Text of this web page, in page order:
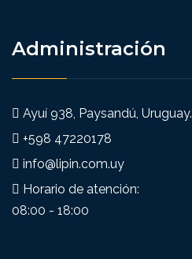
Administración
Ayuí 938, Paysandú, Uruguay.
+598 47220178
info@lipin.com.uy
Horario de atención:
08:00 - 18:00